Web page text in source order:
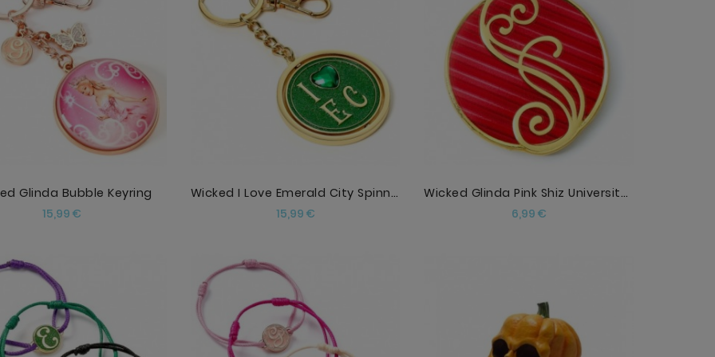
Glinda Bubble Keyring
15,99 €
AÑADIR
Wicked I Love Emerald City Spinning Keyring
15,99 €Precio
AÑADIR
Wicked Glinda Pink Shiz University Pin Badge
6,99 €Precio
AÑADIR
AÑADIR AÑADIR AÑADIR